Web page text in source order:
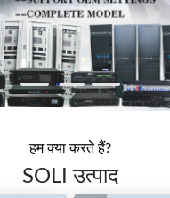
हम क्या करते हैं?
SOLI उत्पाद